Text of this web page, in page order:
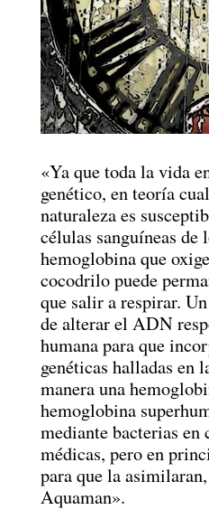
«Ya que toda la vida
genético, en teoría
naturaleza es
células sanguíneas
hemoglobina que
cocodrilo puede
que salir a respirar.
de alterar el ADN
humana para que
genéticas halladas en
manera una
hemoglobina
mediante bacterias en
médicas, pero en
para que la
Aquaman».